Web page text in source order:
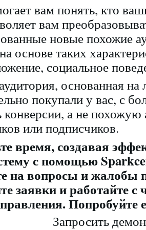
вам понять, кто
вам
новые похожие
основе таких
социальное
основанная
покупали у вас, с
конверсии, а не
или подписчиков.
время, создавая
с помощью
на вопросы и
заявки и работайте с
Попробуйте
Запросить